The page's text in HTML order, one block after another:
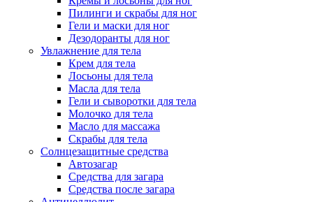
Пилинги и скрабы для ног
Гели и маски для ног
Дезодоранты для ног
Увлажнение для тела
Крем для тела
Лосьоны для тела
Масла для тела
Гели и сыворотки для тела
Молочко для тела
Масло для массажа
Скрабы для тела
Солнцезащитные средства
Автозагар
Средства для загара
Средства после загара